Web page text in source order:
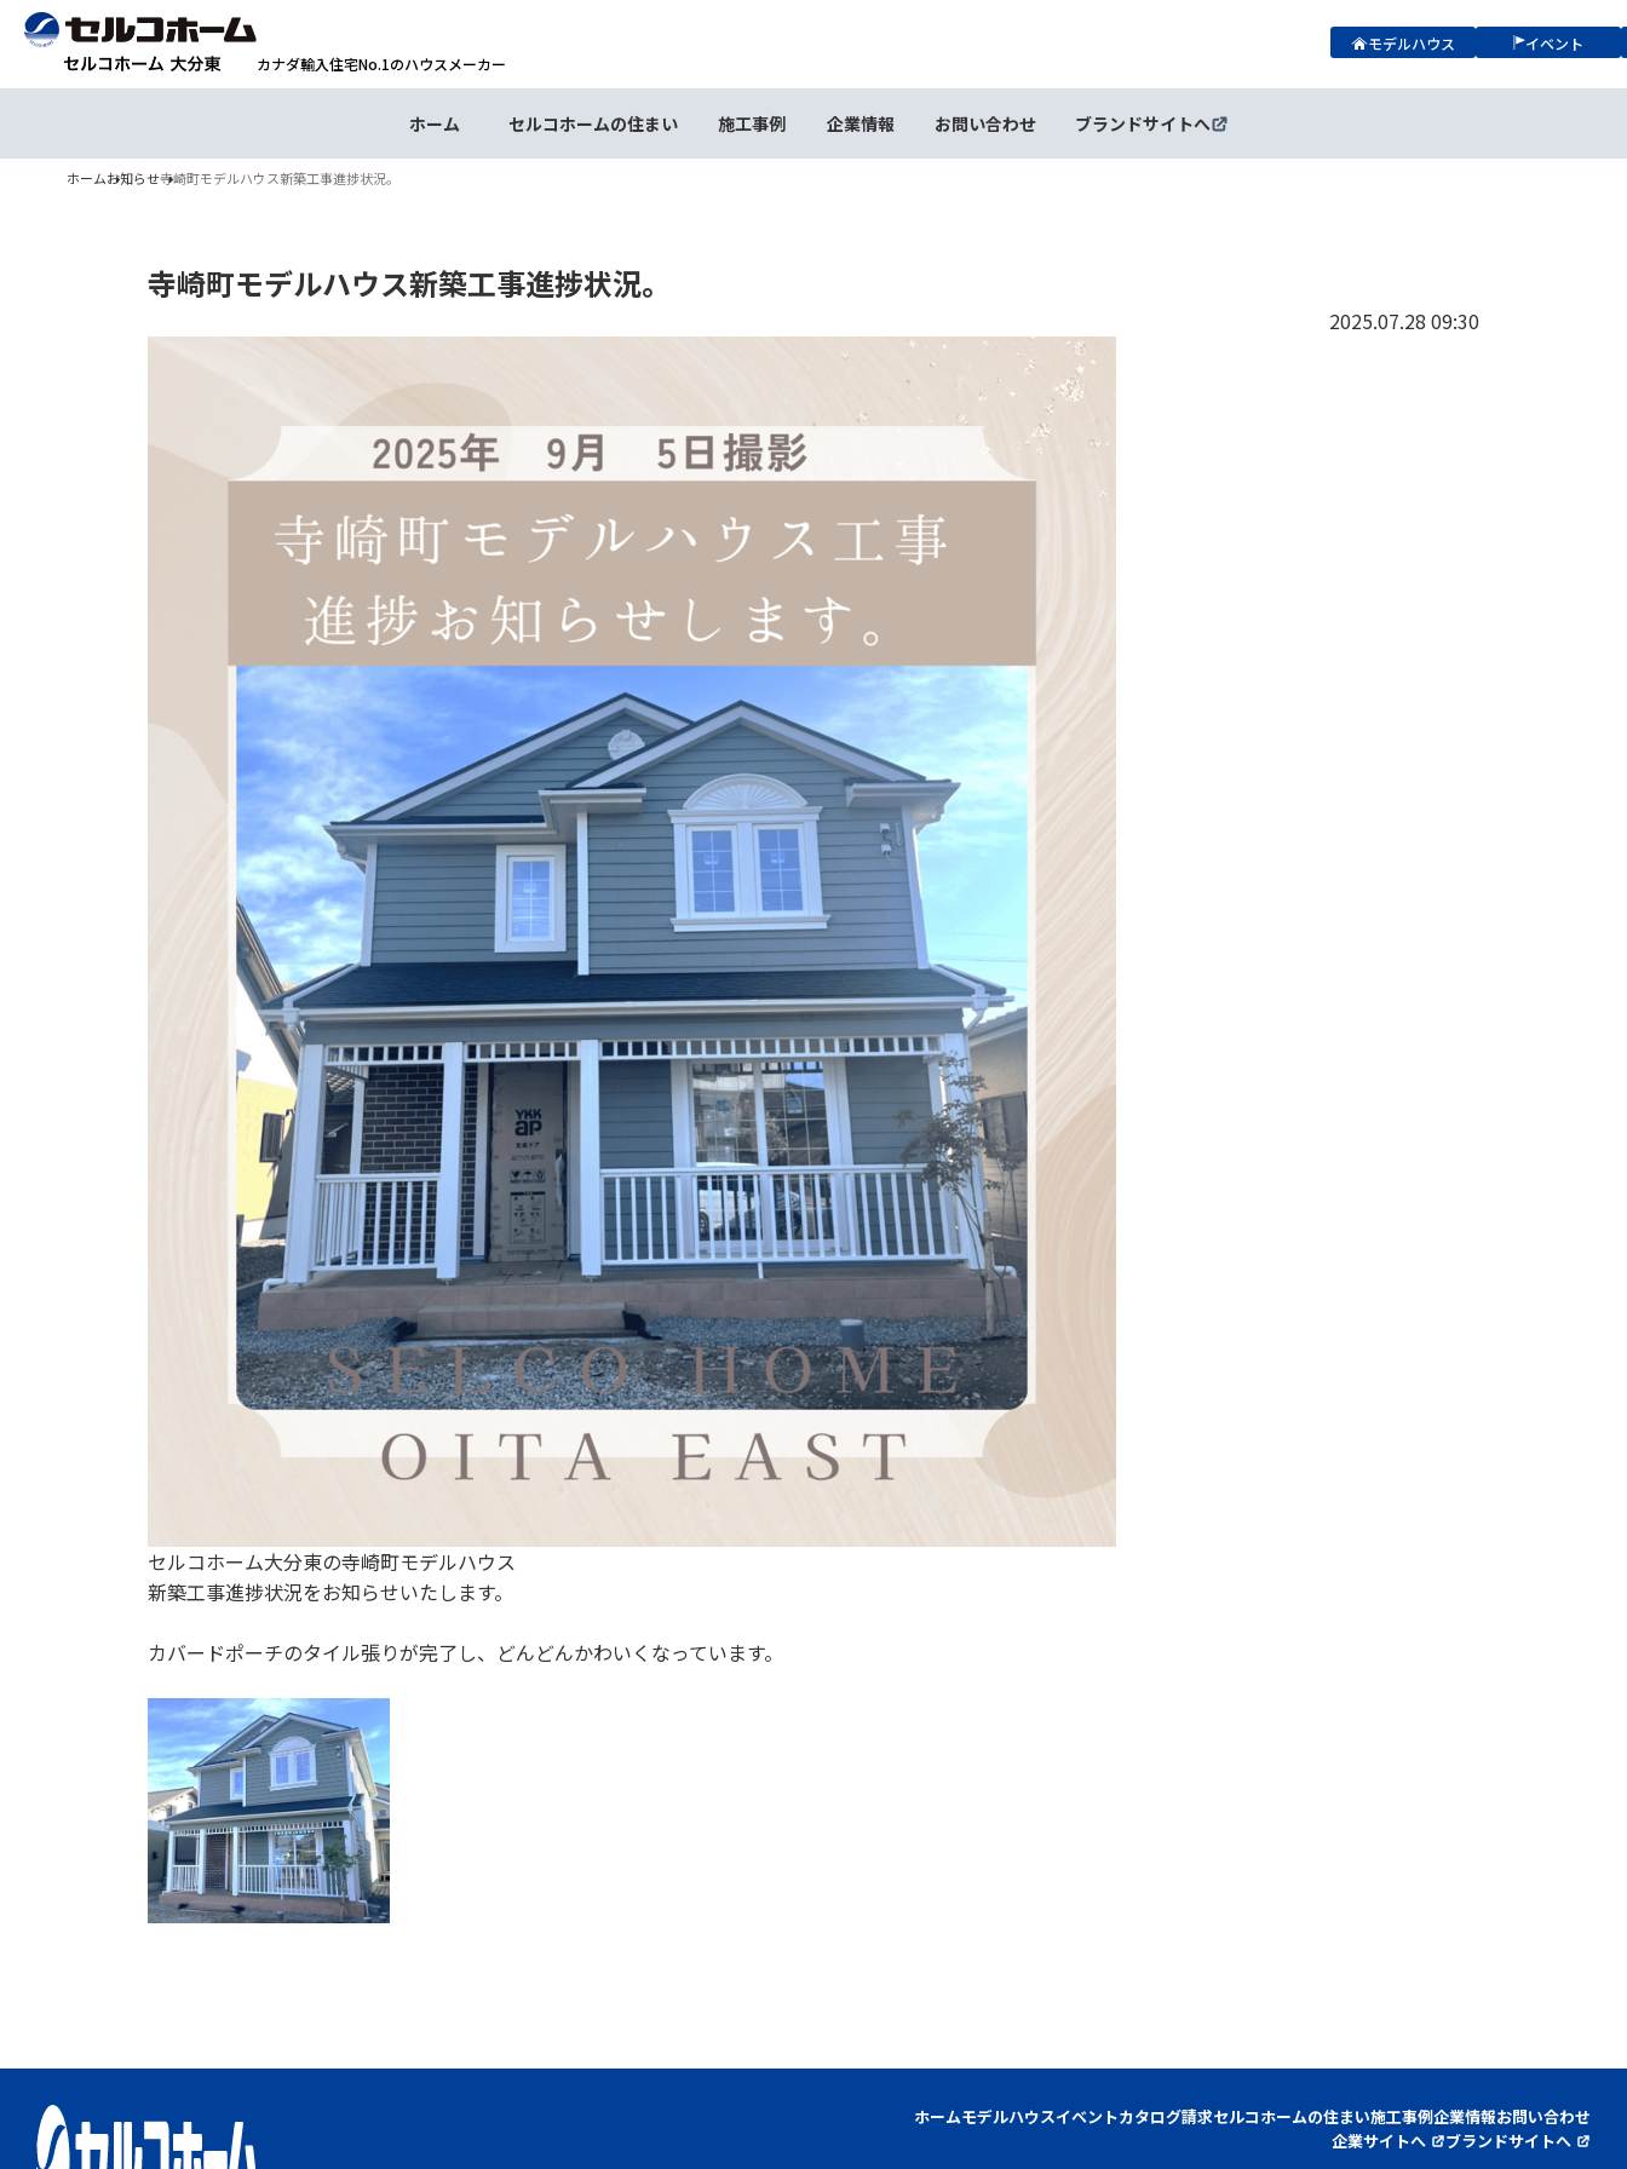
カナダ輸入住宅No.1のハウスメーカー
モデルハウス イベント
ホーム セルコホームの住まい 施工事例 企業情報 お問い合わせ ブランドサイトへ
ホームお知らせ寺崎町モデルハウス新築工事進捗状況。
寺崎町モデルハウス新築工事進捗状況。
2025.07.28 09:30
セルコホーム大分東の寺崎町モデルハウス
新築工事進捗状況をお知らせいたします。
カバードポーチのタイル張りが完了し、どんどんかわいくなっています。
ホームモデルハウスイベントカタログ請求セルコホームの住まい施工事例企業情報お問い合わせ
企業サイトへ
ブランドサイトへ